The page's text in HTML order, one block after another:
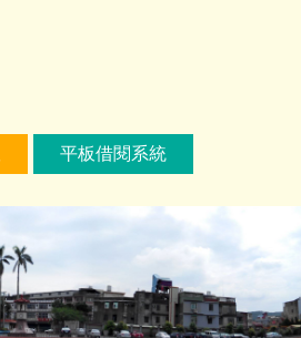
平板借閱系統